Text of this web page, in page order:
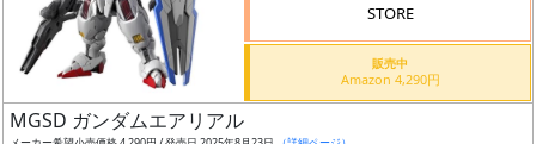
状
況
STORE
販売中
Amazon 4,290円
MGSD ガンダムエアリアル